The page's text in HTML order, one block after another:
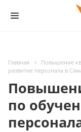
Главная Повышение
развитие персонала в
по